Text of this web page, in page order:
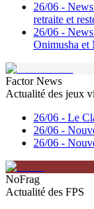
26/06 -
retraite et
26/06 -
Onimusha et
Factor News
Actualité des jeux
26/06 - Le
26/06 -
26/06 -
NoFrag
Actualité des FPS